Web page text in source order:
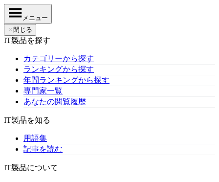
メニュー
✕ 閉じる
IT製品を探す
カテゴリーから探す
ランキングから探す
年間ランキングから探す
専門家一覧
あなたの閲覧履歴
IT製品を知る
用語集
記事を読む
IT製品について